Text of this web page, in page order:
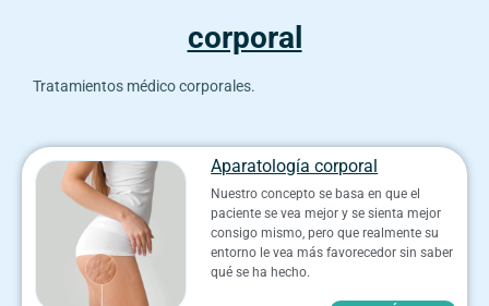
corporal
Tratamientos médico corporales.
Aparatología corporal
Nuestro concepto se basa en que el
paciente se vea mejor y se sienta mejor
consigo mismo, pero que realmente su
entorno le vea más favorecedor sin saber
qué se ha hecho.